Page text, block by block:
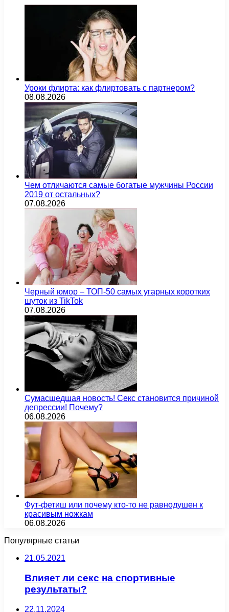
Уроки флирта: как флиртовать с партнером?
08.08.2026
Чем отличаются самые богатые мужчины России
2019 от остальных?
07.08.2026
Черный юмор – ТОП-50 самых угарных коротких
шуток из TikTok
07.08.2026
Сумасшедшая новость! Секс становится причиной
депрессии! Почему?
06.08.2026
Фут-фетиш или почему кто-то не равнодушен к
красивым ножкам
06.08.2026
Популярные статьи
21.05.2021
Влияет ли секс на спортивные
результаты?
22.11.2024